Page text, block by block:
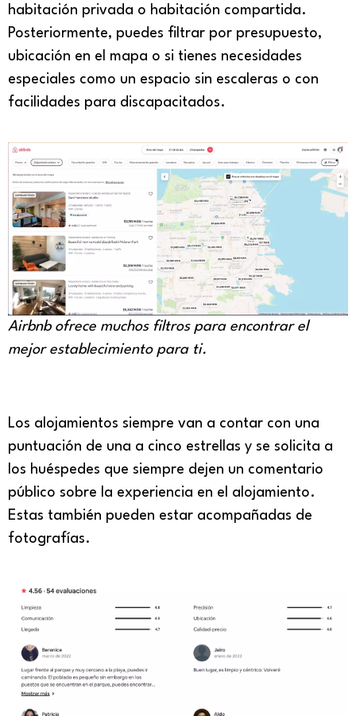
habitación privada o habitación compartida.
Posteriormente, puedes filtrar por presupuesto,
ubicación en el mapa o si tienes necesidades
especiales como un espacio sin escaleras o con
facilidades para discapacitados.
Airbnb ofrece muchos filtros para encontrar el
mejor establecimiento para ti.
Los alojamientos siempre van a contar con una
puntuación de una a cinco estrellas y se solicita a
los huéspedes que siempre dejen un comentario
público sobre la experiencia en el alojamiento.
Estas también pueden estar acompañadas de
fotografías.